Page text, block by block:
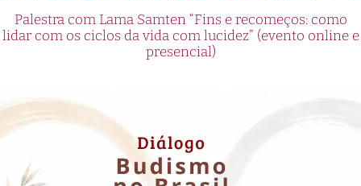
Palestra com Lama Samten “Fins e recomeços: como
lidar com os ciclos da vida com lucidez” (evento online e
presencial)